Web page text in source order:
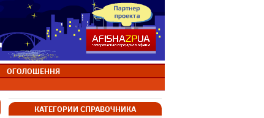
ОГОЛОШЕННЯ
КАТЕГОРИИ СПРАВОЧНИКА